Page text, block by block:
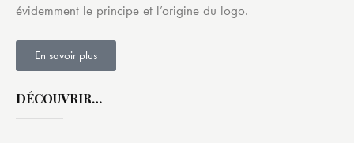
évidemment le principe et l’origine du logo.
En savoir plus
DÉCOUVRIR…